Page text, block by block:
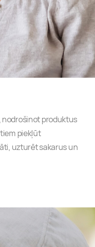
nodrošinot produktus
piekļūt
uzturēt sakarus un